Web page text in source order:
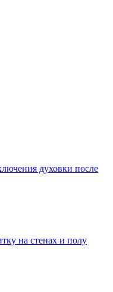
духовки после
на стенах и полу